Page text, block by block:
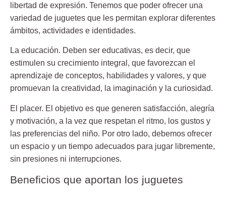
libertad de expresión. Tenemos que poder ofrecer una
variedad de juguetes que les permitan explorar diferentes
ámbitos, actividades e identidades.
La educación. Deben ser educativas, es decir, que
estimulen su crecimiento integral, que favorezcan el
aprendizaje de conceptos, habilidades y valores, y que
promuevan la creatividad, la imaginación y la curiosidad.
El placer. El objetivo es que generen satisfacción, alegría
y motivación, a la vez que respetan el ritmo, los gustos y
las preferencias del niño. Por otro lado, debemos ofrecer
un espacio y un tiempo adecuados para jugar libremente,
sin presiones ni interrupciones.
Beneficios que aportan los juguetes